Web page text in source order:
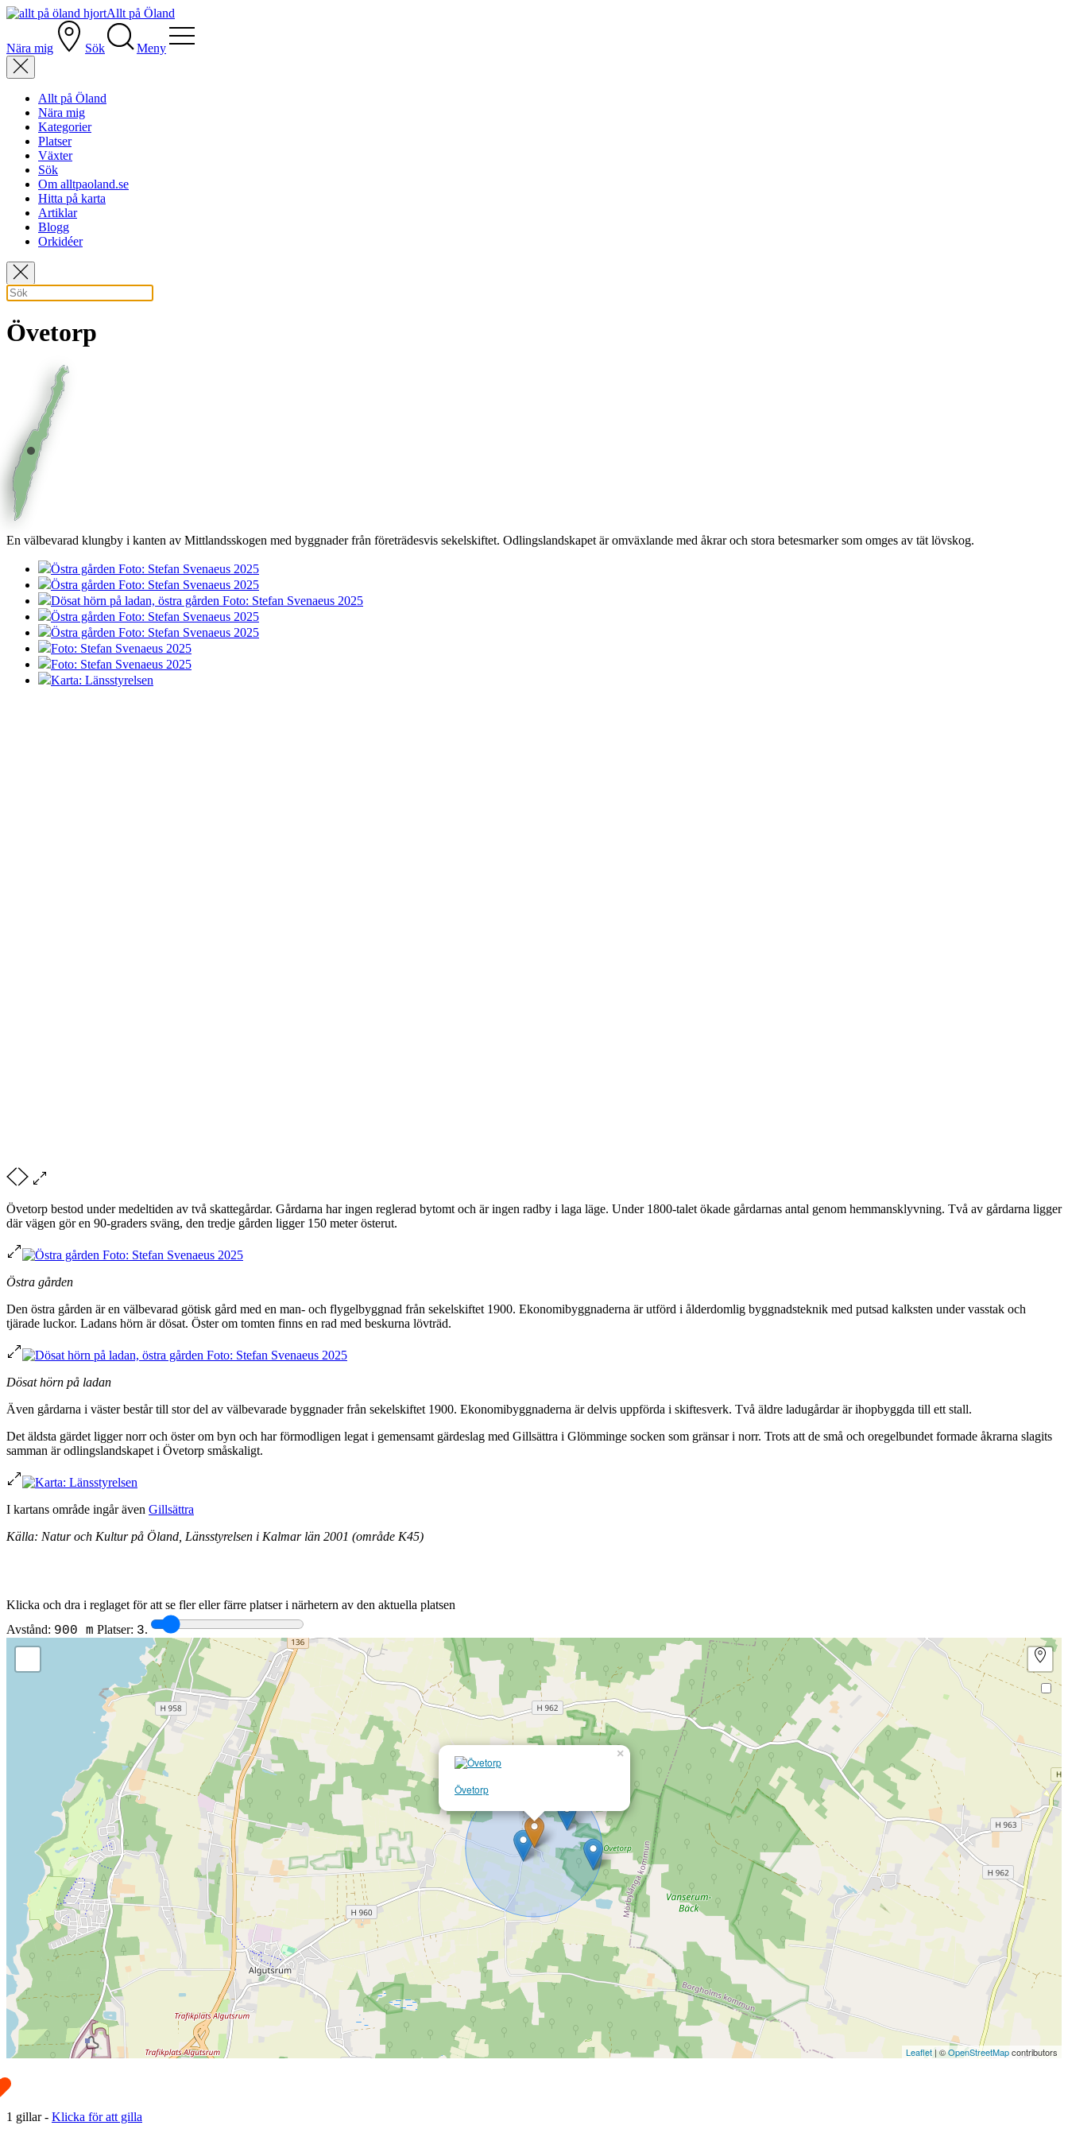
Allt på Öland
Nära mig Sök Meny
Allt på Öland
Nära mig
Kategorier
Platser
Växter
Sök
Om alltpaoland.se
Hitta på karta
Artiklar
Blogg
Orkidéer
Övetorp
En välbevarad klungby i kanten av Mittlandsskogen med byggnader från företrädesvis sekelskiftet. Odlingslandskapet är omväxlande med åkrar och stora betesmarker som omges av tät lövskog.
Östra gården Foto: Stefan Svenaeus 2025
Östra gården Foto: Stefan Svenaeus 2025
Dösat hörn på ladan, östra gården Foto: Stefan Svenaeus 2025
Östra gården Foto: Stefan Svenaeus 2025
Östra gården Foto: Stefan Svenaeus 2025
Foto: Stefan Svenaeus 2025
Foto: Stefan Svenaeus 2025
Karta: Länsstyrelsen
Övetorp bestod under medeltiden av två skattegårdar. Gårdarna har ingen reglerad bytomt och är ingen radby i laga läge. Under 1800-talet ökade gårdarnas antal genom hemmansklyvning. Två av gårdarna ligger
där vägen gör en 90-graders sväng, den tredje gården ligger 150 meter österut.
Östra gården
Den östra gården är en välbevarad götisk gård med en man- och flygelbyggnad från sekelskiftet 1900. Ekonomibyggnaderna är utförd i ålderdomlig byggnadsteknik med putsad kalksten under vasstak och
tjärade luckor. Ladans hörn är dösat. Öster om tomten finns en rad med beskurna lövträd.
Dösat hörn på ladan
Även gårdarna i väster består till stor del av välbevarade byggnader från sekelskiftet 1900. Ekonomibyggnaderna är delvis uppförda i skiftesverk. Två äldre ladugårdar är ihopbyggda till ett stall.
Det äldsta gärdet ligger norr och öster om byn och har förmodligen legat i gemensamt gärdeslag med Gillsättra i Glömminge socken som gränsar i norr. Trots att de små och oregelbundet formade åkrarna slagits
samman är odlingslandskapet i Övetorp småskaligt.
I kartans område ingår även Gillsättra
Källa: Natur och Kultur på Öland, Länsstyrelsen i Kalmar län 2001 (område K45)
Klicka och dra i reglaget för att se fler eller färre platser i närhetern av den aktuella platsen
Avstånd: 900 m Platser: 3.
Övetorp
×
Leaflet | ©OpenStreetMapcontributors
1 gillar- Klicka för att gilla